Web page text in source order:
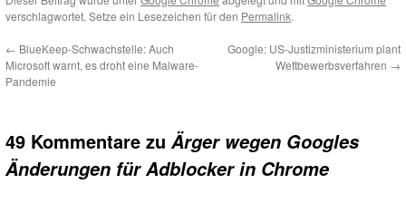
verschlagwortet. Setze ein Lesezeichen für den Permalink.
← BlueKeep-Schwachstelle: Auch
Microsoft warnt, es droht eine Malware-
Pandemie
Google: US-Justizministerium plant
Wettbewerbsverfahren →
49 Kommentare zu Ärger wegen Googles
Änderungen für Adblocker in Chrome